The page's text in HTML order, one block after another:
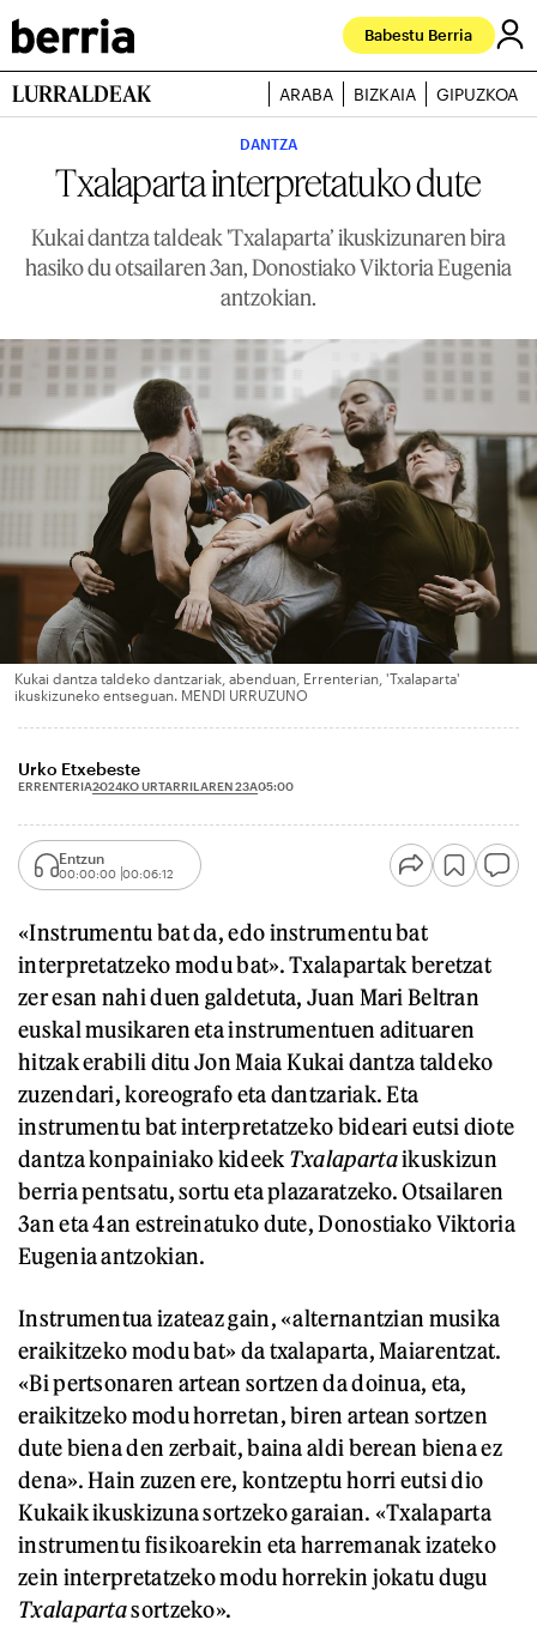
Babestu Berria
LURRALDEAK ARABA BIZKAIA GIPUZKOA
DANTZA
Txalaparta interpretatuko dute
Kukai dantza taldeak 'Txalaparta’ ikuskizunaren bira
hasiko du otsailaren 3an, Donostiako Viktoria Eugenia
antzokian.
Kukai dantza taldeko dantzariak, abenduan, Errenterian, 'Txalaparta'
ikuskizuneko entseguan. MENDI URRUZUNO
Urko Etxebeste
ERRENTERIA2024KO URTARRILAREN 23A05:00
Entzun
00:00:00 00:06:12
«Instrumentu bat da, edo instrumentu bat
interpretatzeko modu bat». Txalapartak beretzat
zer esan nahi duen galdetuta, Juan Mari Beltran
euskal musikaren eta instrumentuen adituaren
hitzak erabili ditu Jon Maia Kukai dantza taldeko
zuzendari, koreografo eta dantzariak. Eta
instrumentu bat interpretatzeko bideari eutsi diote
dantza konpainiako kideek Txalapartaikuskizun
berria pentsatu, sortu eta plazaratzeko. Otsailaren
3an eta 4an estreinatuko dute, Donostiako Viktoria
Eugenia antzokian.
Instrumentua izateaz gain, «alternantzian musika
eraikitzeko modu bat» da txalaparta, Maiarentzat.
«Bi pertsonaren artean sortzen da doinua, eta,
eraikitzeko modu horretan, biren artean sortzen
dute biena den zerbait, baina aldi berean biena ez
dena». Hain zuzen ere, kontzeptu horri eutsi dio
Kukaik ikuskizuna sortzeko garaian. «Txalaparta
instrumentu fisikoarekin eta harremanak izateko
zein interpretatzeko modu horrekin jokatu dugu
Txalapartasortzeko».